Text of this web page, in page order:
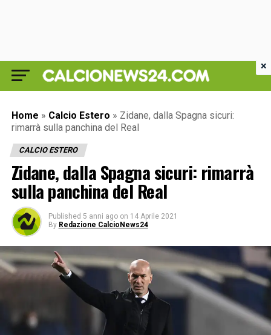
Home » Calcio Estero » Zidane, dalla Spagna sicuri:
rimarrà sulla panchina del Real
CALCIO ESTERO
Zidane, dalla Spagna sicuri: rimarrà
sulla panchina del Real
Published 5 anni ago on 14 Aprile 2021
By Redazione CalcioNews24
×